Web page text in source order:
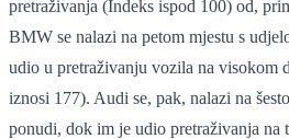
pretraživanja (Indeks ispod 100) od,
BMW se nalazi na petom mjestu s
udio u pretraživanju vozila na visokom
iznosi 177). Audi se, pak, nalazi na
ponudi, dok im je udio pretraživanja na